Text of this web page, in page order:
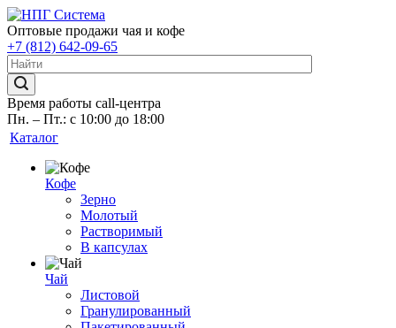
Оптовые продажи чая и кофе
+7 (812) 642-09-65
Время работы call-центра
Пн. – Пт.: с 10:00 до 18:00
Каталог
Кофе
Зерно
Молотый
Растворимый
В капсулах
Чай
Листовой
Гранулированный